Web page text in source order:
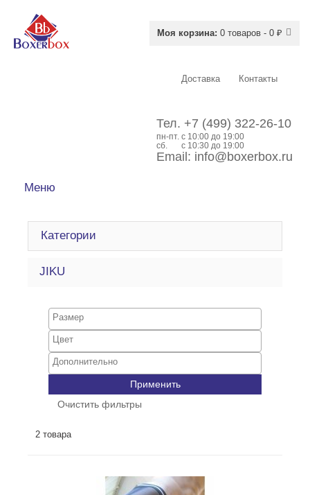
Моя корзина: 0 товаров - 0 ₽
Доставка Контакты
Тел. +7 (499) 322-26-10
пн-пт. c 10:00 до 19:00
сб.
с 10:30 до 19:00
Email: info@boxerbox.ru
Меню
Категории
JIKU
Применить
Очистить фильтры
2 товара